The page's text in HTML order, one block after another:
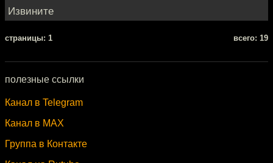
Извините
cтраницы: 1 всего: 19
полезные ссылки
Канал в Telegram
Канал в MAX
Группа в Контакте